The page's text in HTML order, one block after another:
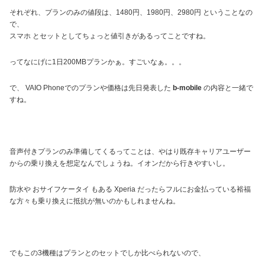
それぞれ、プランのみの値段は、1480円、1980円、2980円 ということなの
で、
スマホ とセットとしてちょっと値引きがあるってことですね。
ってなにげに1日200MBプランかぁ。すごいなぁ。。。
で、 VAIO Phoneでのプランや価格は先日発表した b-mobile の内容と一緒で
すね。
音声付きプランのみ準備してくるってことは、やはり既存キャリアユーザー
からの乗り換えを想定なんでしょうね。イオンだから行きやすいし。
防水や おサイフケータイ もある Xperia だったらフルにお金払っている裕福
な方々も乗り換えに抵抗が無いのかもしれませんね。
でもこの3機種はプランとのセットでしか比べられないので、